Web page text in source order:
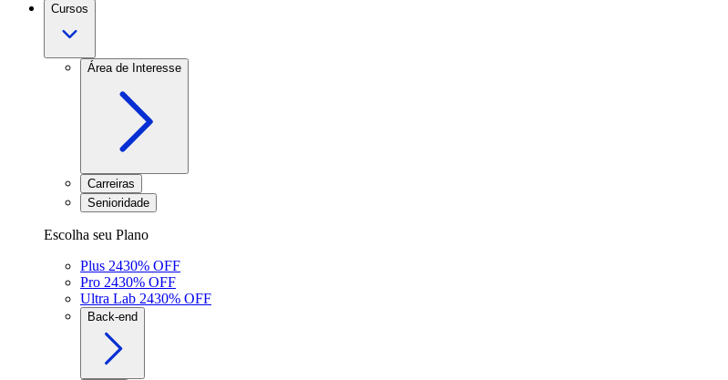
Cursos
Área de Interesse
Carreiras
Senioridade
Escolha seu Plano
Plus 2430% OFF
Pro 2430% OFF
Ultra Lab 2430% OFF
Back-end